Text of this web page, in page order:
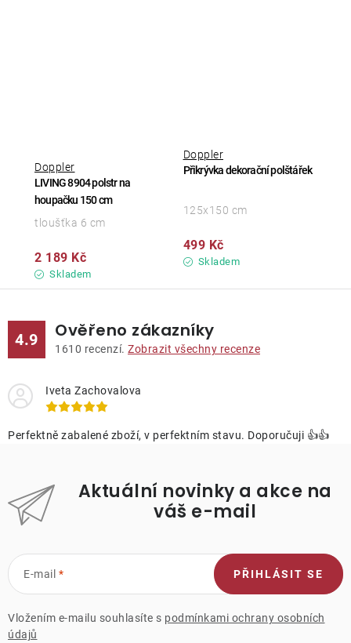
LIVING 8904 polstr na
houpačku 150 cm
Doppler
Skladem
2 189 Kč
tloušťka 6 cm
Přikrývka dekorační polštářek
Doppler
Skladem
499 Kč
125x150 cm
4.9 Ověřeno zákazníky
1610 recenzí. Zobrazit všechny recenze
Iveta Zachovalova
Perfektně zabalené zboží, v perfektním stavu. Doporučuji 👍👍
Aktuální novinky a akce na
váš e-mail
E-mail
Vložením e-mailu souhlasíte s podmínkami ochrany osobních
údajů
PŘIHLÁSIT SE